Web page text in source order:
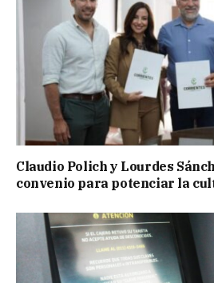
Claudio Polich y Lourdes
convenio para potenciar la